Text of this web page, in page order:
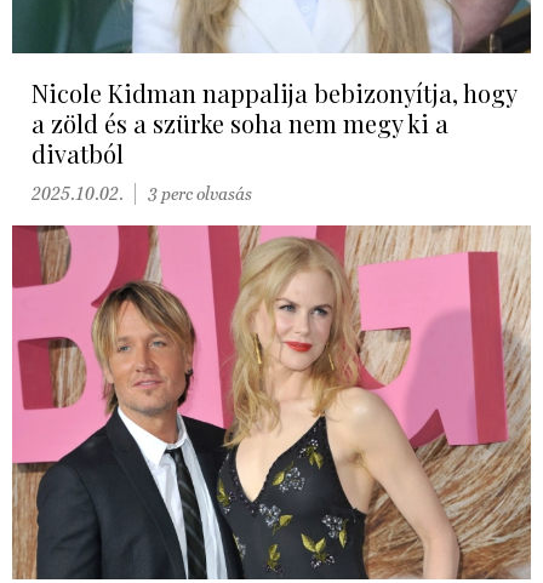
Nicole Kidman nappalija bebizonyítja, hogy
a zöld és a szürke soha nem megy ki a
divatból
2025.10.02. 3 perc olvasás